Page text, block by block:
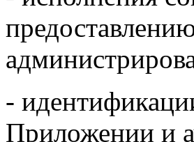
-
Приложении и